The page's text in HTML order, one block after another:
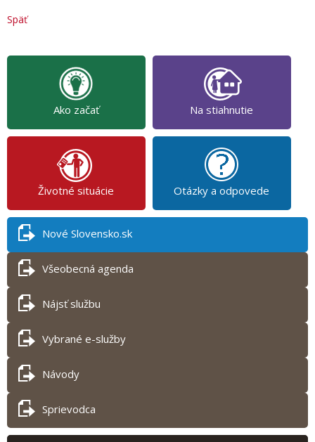
Späť
Ako začať Na stiahnutie
Životné situácie Otázky a odpovede
Nové Slovensko.sk
Všeobecná agenda
Nájsť službu
Vybrané e-služby
Návody
Sprievodca